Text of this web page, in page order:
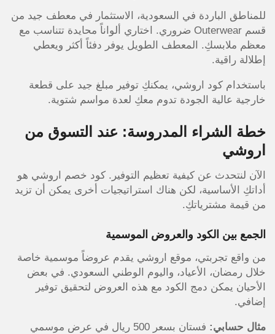
للمناطق الباردة في السعودية، الاستثمار في معطف جيد من
قسم Outerwear ضروري. اختاري ألواناً محايدة تتناسب مع
معظم ملابسكِ. المعطف الطويل يوفر دفئاً أكثر ويعطي
إطلالة راقية.
باستخدام كود اروشي، يمكنكِ توفير مبلغ جيد على قطعة
خارجية عالية الجودة تدوم معكِ لعدة مواسم شتوية.
خطة الشراء المدروسة: عند التسوق من
اروشي
الآن لنتحدث عن كيفية تعظيم التوفير. كود خصم اروشي هو
أداتكِ الأساسية، لكن هناك استراتيجيات أخرى يمكن أن تزيد
من قيمة مشترياتكِ.
الجمع بين الكود والعروض الموسمية
من واقع تجربتي، موقع اروشي يقدم عروضاً موسمية خاصة
خلال رمضان، الأعياد، واليوم الوطني السعودي. في بعض
الأحيان يمكن دمج الكود مع هذه العروض لتحقيق توفير
إضافي.
مثال حسابي:
فستان بسعر 500 ريال في عرض موسمي